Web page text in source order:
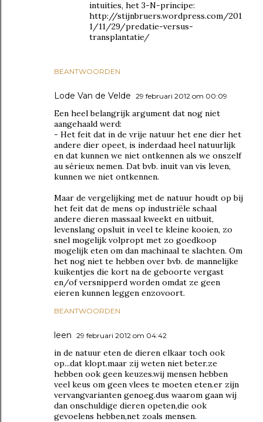
BEANTWOORDEN
intuities, het 3-N-principe:
http://stijnbruers.wordpress.com/201
1/11/29/predatie-versus-
transplantatie/
Lode Van de Velde 29 februari 2012 om 00:09
Een heel belangrijk argument dat nog niet
aangehaald werd:
- Het feit dat in de vrije natuur het ene dier het
andere dier opeet, is inderdaad heel natuurlijk
en dat kunnen we niet ontkennen als we onszelf
au sérieux nemen. Dat bvb. inuit van vis leven,
kunnen we niet ontkennen.
Maar de vergelijking met de natuur houdt op bij
het feit dat de mens op industriële schaal
andere dieren massaal kweekt en uitbuit,
levenslang opsluit in veel te kleine kooien, zo
snel mogelijk volpropt met zo goedkoop
mogelijk eten om dan machinaal te slachten. Om
het nog niet te hebben over bvb. de mannelijke
kuikentjes die kort na de geboorte vergast
en/of versnipperd worden omdat ze geen
eieren kunnen leggen enzovoort.
BEANTWOORDEN
leen 29 februari 2012 om 04:42
in de natuur eten de dieren elkaar toch ook
op...dat klopt.maar zij weten niet beter.ze
hebben ook geen keuzes.wij mensen hebben
veel keus om geen vlees te moeten eten.er zijn
vervangvarianten genoeg.dus waarom gaan wij
dan onschuldige dieren opeten,die ook
gevoelens hebben,net zoals mensen.